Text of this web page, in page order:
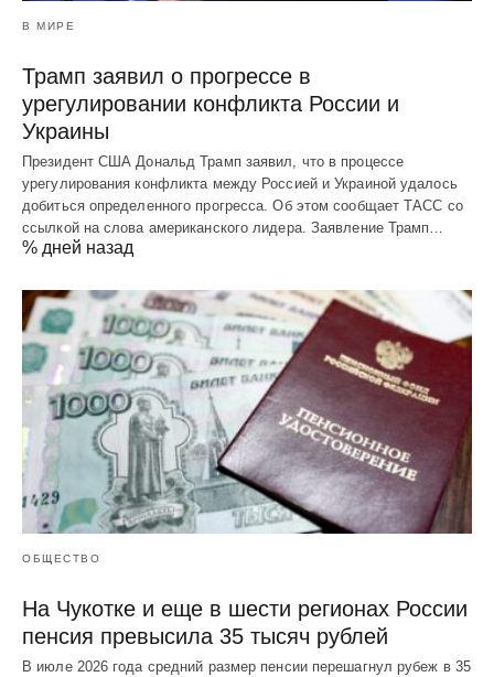
В МИРЕ
Трамп заявил о прогрессе в
урегулировании конфликта России и
Украины
Президент США Дональд Трамп заявил, что в процессе
урегулирования конфликта между Россией и Украиной удалось
добиться определенного прогресса. Об этом сообщает ТАСС со
ссылкой на слова американского лидера. Заявление Трамп…
% дней назад
ОБЩЕСТВО
На Чукотке и еще в шести регионах России
пенсия превысила 35 тысяч рублей
В июле 2026 года средний размер пенсии перешагнул рубеж в 35